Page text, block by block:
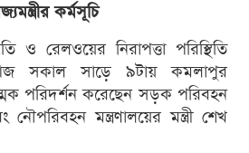
কর্মসূচি
ও রেলওয়ের নিরাপত্তা পরিস্থিতি
সকাল সাড়ে ৯টায় কমলাপুর
পরিদর্শন করেছেন সড়ক পরিবহন
মন্ত্রণালয়ের মন্ত্রী শেখ